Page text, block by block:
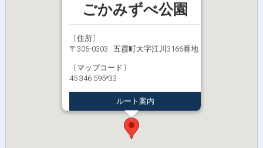
ごかみずべ公園
〔住所〕
〒306-0303 五霞町大字江川3166番地
〔マップコード〕
45 346 595*33
ルート案内